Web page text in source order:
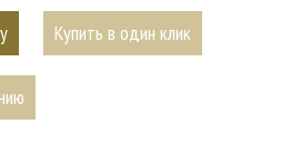
Купить в один клик